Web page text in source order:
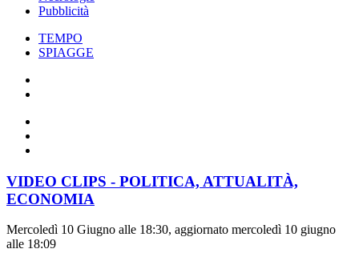
Pubblicità
TEMPO
SPIAGGE
VIDEO CLIPS - POLITICA, ATTUALITÀ,
ECONOMIA
Mercoledì 10 Giugno alle 18:30, aggiornato mercoledì 10 giugno
alle 18:09